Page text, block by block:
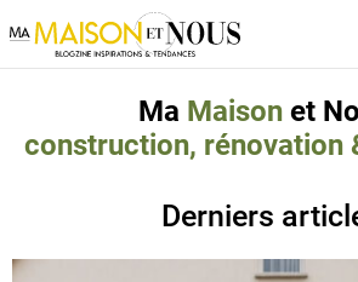
Ma Maison et Nous
Ma Maisonet
construction, rénovation
Derniers